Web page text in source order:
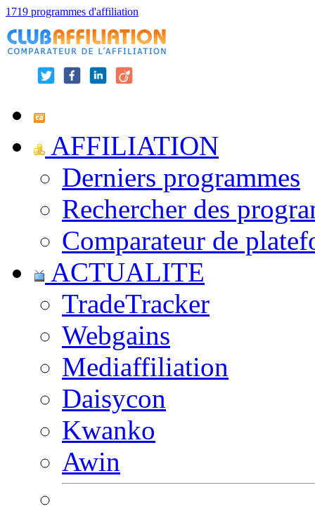
1719 programmes d'affiliation
AFFILIATION
Derniers programmes
Rechercher des
Comparateur de
ACTUALITE
TradeTracker
Webgains
Mediaffiliation
Daisycon
Kwanko
Awin